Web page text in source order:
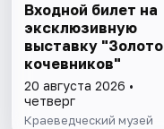
Входной билет на
эксклюзивную
выставку "Золото
кочевников"
20 августа 2026 •
четверг
Краеведческий музей